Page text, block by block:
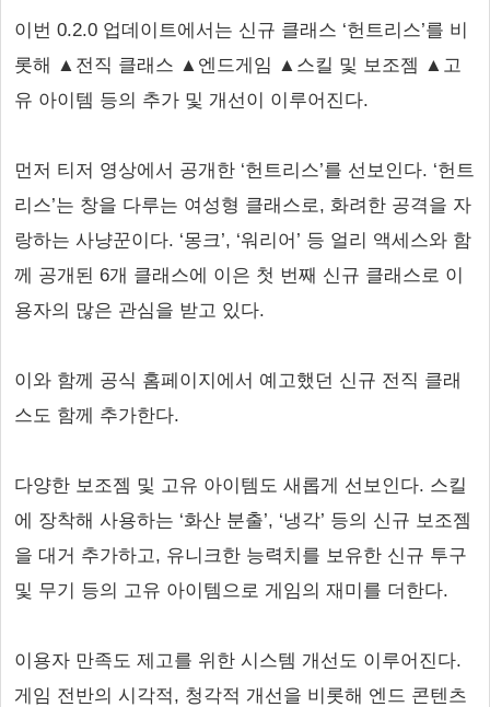
이번 0.2.0 업데이트에서는 신규 클래스 ‘헌트리스’를 비
롯해 ▲전직 클래스 ▲엔드게임 ▲스킬 및 보조젬 ▲고
유 아이템 등의 추가 및 개선이 이루어진다.
먼저 티저 영상에서 공개한 ‘헌트리스’를 선보인다. ‘헌트
리스’는 창을 다루는 여성형 클래스로, 화려한 공격을 자
랑하는 사냥꾼이다. ‘몽크’, ‘워리어’ 등 얼리 액세스와 함
께 공개된 6개 클래스에 이은 첫 번째 신규 클래스로 이
용자의 많은 관심을 받고 있다.
이와 함께 공식 홈페이지에서 예고했던 신규 전직 클래
스도 함께 추가한다.
다양한 보조젬 및 고유 아이템도 새롭게 선보인다. 스킬
에 장착해 사용하는 ‘화산 분출’, ‘냉각’ 등의 신규 보조젬
을 대거 추가하고, 유니크한 능력치를 보유한 신규 투구
및 무기 등의 고유 아이템으로 게임의 재미를 더한다.
이용자 만족도 제고를 위한 시스템 개선도 이루어진다.
게임 전반의 시각적, 청각적 개선을 비롯해 엔드 콘텐츠